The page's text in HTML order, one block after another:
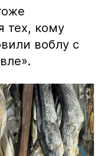
тех, кому
воблу с